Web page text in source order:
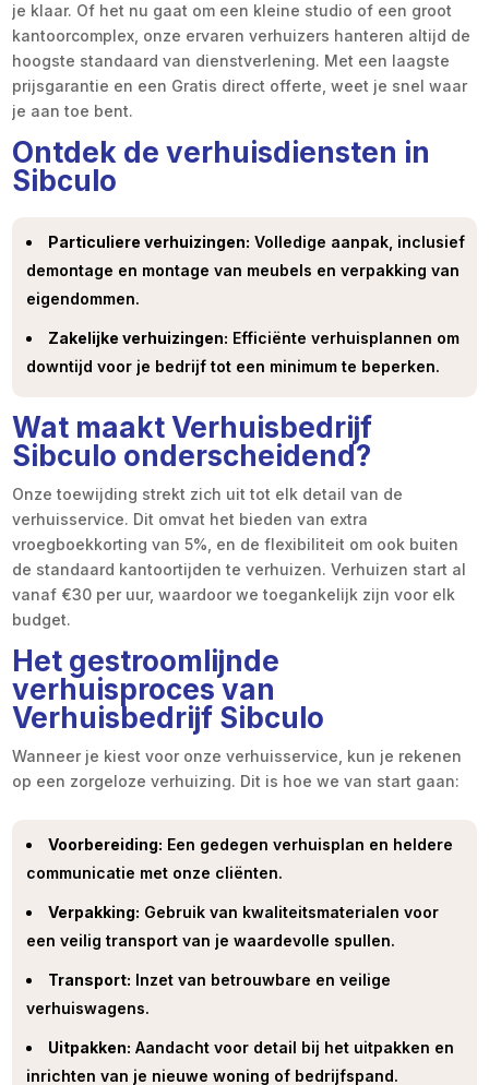
je klaar. Of het nu gaat om een kleine studio of een groot
kantoorcomplex, onze ervaren verhuizers hanteren altijd de
hoogste standaard van dienstverlening. Met een laagste
prijsgarantie en een Gratis direct offerte, weet je snel waar
je aan toe bent.
Ontdek de verhuisdiensten in
Sibculo
Particuliere verhuizingen: Volledige aanpak, inclusief
demontage en montage van meubels en verpakking van
eigendommen.
Zakelijke verhuizingen: Efficiënte verhuisplannen om
downtijd voor je bedrijf tot een minimum te beperken.
Wat maakt Verhuisbedrijf
Sibculo onderscheidend?
Onze toewijding strekt zich uit tot elk detail van de
verhuisservice. Dit omvat het bieden van extra
vroegboekkorting van 5%, en de flexibiliteit om ook buiten
de standaard kantoortijden te verhuizen. Verhuizen start al
vanaf €30 per uur, waardoor we toegankelijk zijn voor elk
budget.
Het gestroomlijnde
verhuisproces van
Verhuisbedrijf Sibculo
Wanneer je kiest voor onze verhuisservice, kun je rekenen
op een zorgeloze verhuizing. Dit is hoe we van start gaan:
Voorbereiding: Een gedegen verhuisplan en heldere
communicatie met onze cliënten.
Verpakking: Gebruik van kwaliteitsmaterialen voor
een veilig transport van je waardevolle spullen.
Transport: Inzet van betrouwbare en veilige
verhuiswagens.
Uitpakken: Aandacht voor detail bij het uitpakken en
inrichten van je nieuwe woning of bedrijfspand.